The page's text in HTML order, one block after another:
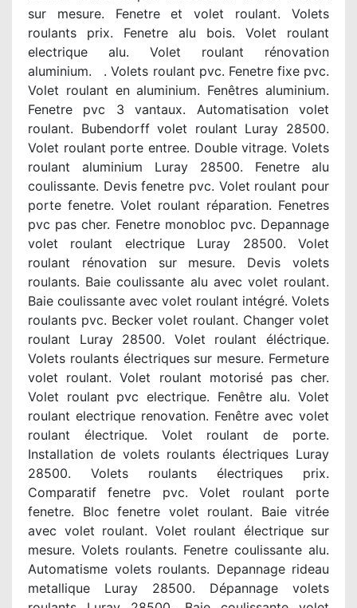
sur mesure. Fenetre et volet roulant. Volets
roulants prix. Fenetre alu bois. Volet roulant
electrique alu. Volet roulant rénovation
aluminium. . Volets roulant pvc. Fenetre fixe pvc.
Volet roulant en aluminium. Fenêtres aluminium.
Fenetre pvc 3 vantaux. Automatisation volet
roulant. Bubendorff volet roulant Luray 28500.
Volet roulant porte entree. Double vitrage. Volets
roulant aluminium Luray 28500. Fenetre alu
coulissante. Devis fenetre pvc. Volet roulant pour
porte fenetre. Volet roulant réparation. Fenetres
pvc pas cher. Fenetre monobloc pvc. Depannage
volet roulant electrique Luray 28500. Volet
roulant rénovation sur mesure. Devis volets
roulants. Baie coulissante alu avec volet roulant.
Baie coulissante avec volet roulant intégré. Volets
roulants pvc. Becker volet roulant. Changer volet
roulant Luray 28500. Volet roulant éléctrique.
Volets roulants électriques sur mesure. Fermeture
volet roulant. Volet roulant motorisé pas cher.
Volet roulant pvc electrique. Fenêtre alu. Volet
roulant electrique renovation. Fenêtre avec volet
roulant électrique. Volet roulant de porte.
Installation de volets roulants électriques Luray
28500. Volets roulants électriques prix.
Comparatif fenetre pvc. Volet roulant porte
fenetre. Bloc fenetre volet roulant. Baie vitrée
avec volet roulant. Volet roulant électrique sur
mesure. Volets roulants. Fenetre coulissante alu.
Automatisme volets roulants. Depannage rideau
metallique Luray 28500. Dépannage volets